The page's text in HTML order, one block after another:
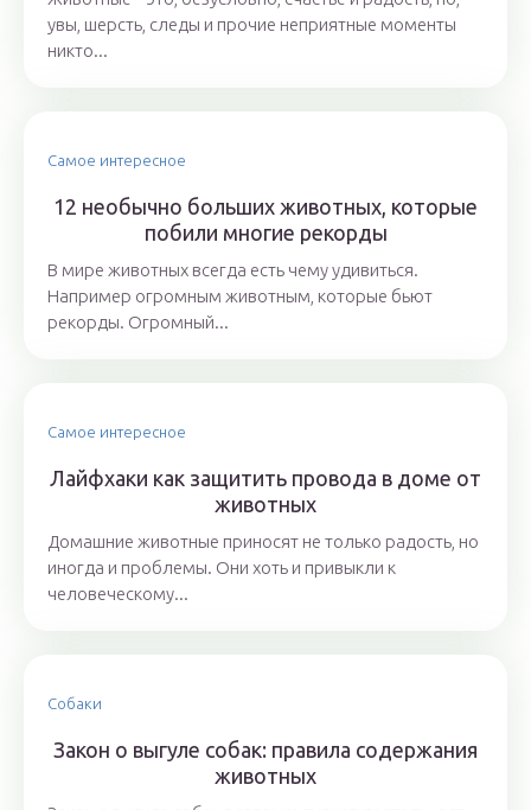
увы, шерсть, следы и прочие неприятные моменты
никто...
Самое интересное
12 необычно больших животных, которые
побили многие рекорды
В мире животных всегда есть чему удивиться.
Например огромным животным, которые бьют
рекорды. Огромный...
Самое интересное
Лайфхаки как защитить провода в доме от
животных
Домашние животные приносят не только радость, но
иногда и проблемы. Они хоть и привыкли к
человеческому...
Собаки
Закон о выгуле собак: правила содержания
животных